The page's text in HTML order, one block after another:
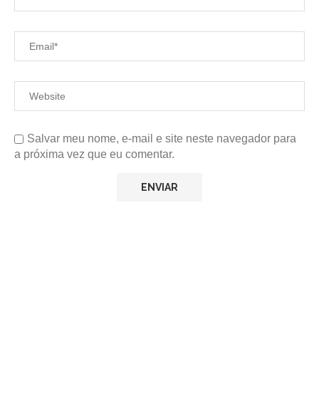
Salvar meu nome, e-mail e site neste navegador para
a próxima vez que eu comentar.